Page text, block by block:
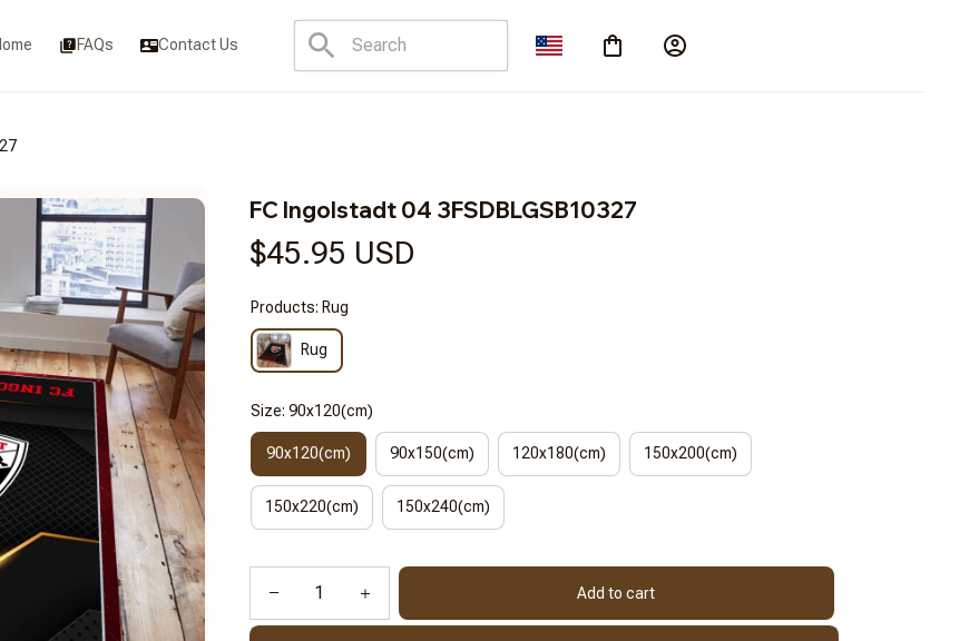
FAQs Contact Us
FC Ingolstadt 04 3FSDBLGSB10327
$45.95 USD
Products: Rug
Rug
Size: 90x120(cm)
90x120(cm) 90x150(cm) 120x180(cm) 150x200(cm)
150x220(cm) 150x240(cm)
Add to cart